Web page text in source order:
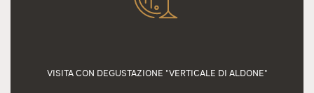
VISITA CON DEGUSTAZIONE "VERTICALE DI ALDONE"